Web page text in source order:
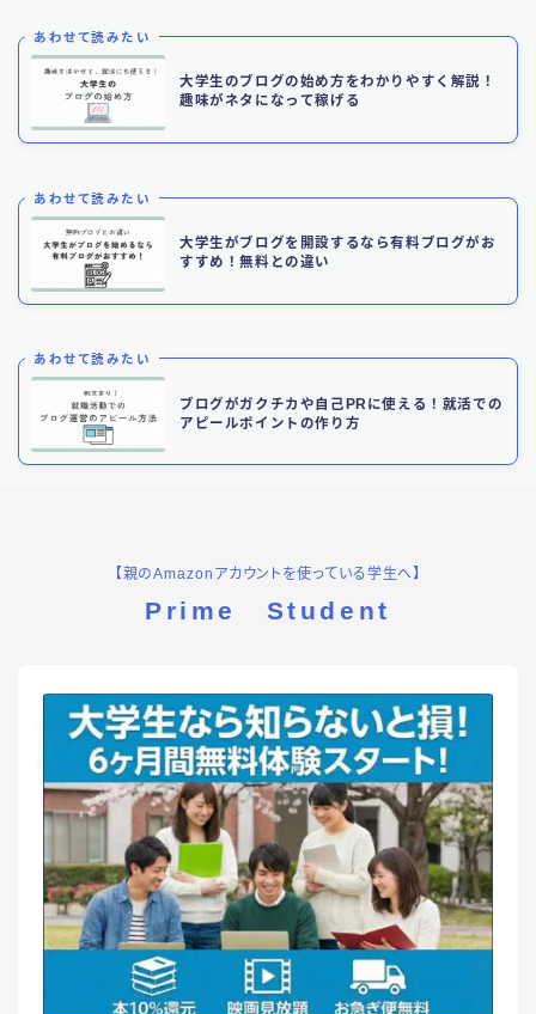
あわせて読みたい
大学生のブログの始め方をわかりやすく解説！
趣味がネタになって稼げる
あわせて読みたい
大学生がブログを開設するなら有料ブログがお
すすめ！無料との違い
あわせて読みたい
ブログがガクチカや自己PRに使える！就活での
アピールポイントの作り方
【親のAmazonアカウントを使っている学生へ】
Prime Student